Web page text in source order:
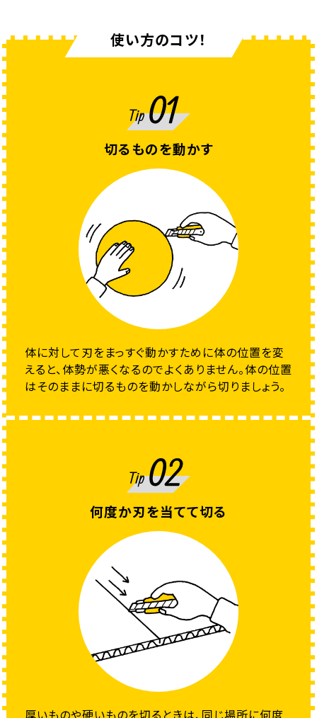
使い方のコツ！
切るものを動かす
体に対して刃をまっすぐ動かすために体の位置を変
えると、体勢が悪くなるのでよくありません。体の位置
はそのままに切るものを動かしながら切りましょう。
何度か刃を当てて切る